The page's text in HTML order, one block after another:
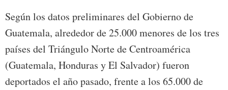
Según los datos preliminares del Gobierno de
Guatemala, alrededor de 25.000 menores de los tres
países del Triángulo Norte de Centroamérica
(Guatemala, Honduras y El Salvador) fueron
deportados el año pasado, frente a los 65.000 de